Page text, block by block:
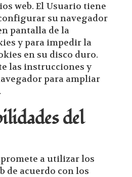
web. El Usuario tiene
su navegador
pantalla de la
y para impedir la
en su disco duro.
las instrucciones y
para ampliar
del
a utilizar los
de acuerdo con los